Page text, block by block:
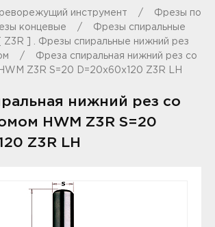
инструмент
Фрезы по
концевые
Фрезы спиральные
Z3R ] . Фрезы спиральные нижний рез
Фреза спиральная нижний рез со
Z3R S=20 D=20x60x120 Z3R LH
нижний рез со
HWM Z3R S=20
Z3R LH